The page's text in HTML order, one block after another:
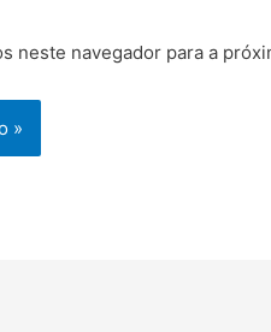
neste navegador para a